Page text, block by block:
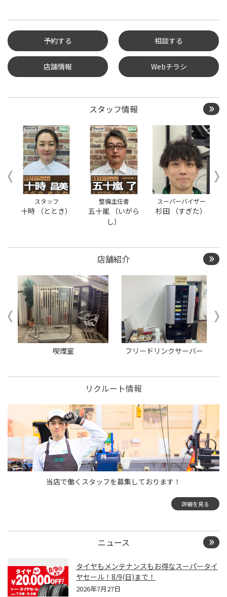
予約する
タイヤ点検・安全点検/タ
約
クローク契約会員専用タ
イヤ履き替え※タイヤ履
き替えを希望のクローク
契約会員の方はこちらを
選択ください
本日のタイヤ履き替え順
番待ち予約 ※クローク契
約会員の方はご利用いた
だけません
相談する
店舗情報 Webチラシ
スタッフ情報
スタッフ
十時 （ととき）
整備主任者
五十嵐 （いがら
し）
スーパーバイザー
杉田 （すぎた）
店舗紹介
喫煙室 フリードリンクサーバー
リクルート情報
当店で働くスタッフを募集しております！
詳細を見る
ニュース
タイヤもメンテナンスもお得なスーパータイ
ヤセール！8/9(日)まで！
2026年7月27日